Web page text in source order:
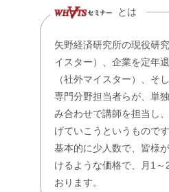
とは
矢野経済研究所の現役研
イスター）、企業を定年
（社外マイスター）、そ
専門分野担当者らが、単
み合わせで講師を担当し
げていこうというものです
基本的に少人数で、皆様
けるような価格で、月1
おります。